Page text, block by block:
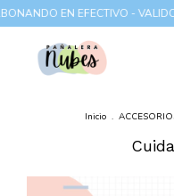
EN EFECTIVO - VALIDO
Inicio .